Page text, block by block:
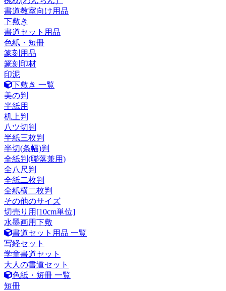
書道教室向け用品
下敷き
書道セット用品
色紙・短冊
篆刻用品
篆刻印材
印泥
下敷き 一覧
美の判
半紙用
机上判
八ツ切判
半紙三枚判
半切(条幅)判
全紙判(聯落兼用)
全八尺判
全紙二枚判
全紙横二枚判
その他のサイズ
切売り用[10cm単位]
水墨画用下敷
書道セット用品 一覧
写経セット
学童書道セット
大人の書道セット
色紙・短冊 一覧
短冊